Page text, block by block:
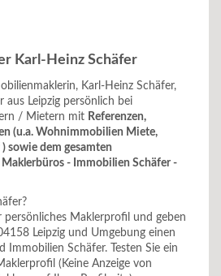
Karl-Heinz Schäfer
Karl-Heinz Schäfer,
aus Leipzig persönlich bei
/ Mietern mit Referenzen,
(u.a. Wohnimmobilien Miete,
sowie dem gesamten
Maklerbüros - Immobilien Schäfer -
persönliches Maklerprofil und geben
Leipzig und Umgebung einen
Immobilien Schäfer. Testen Sie ein
(Keine Anzeige von